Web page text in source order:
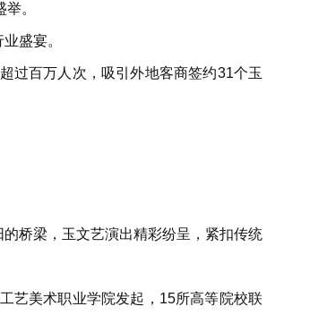
。
盛宴。
过百万人次，吸引外地客商签约31个玉
桥梁，玉文艺演出精彩纷呈，紧扣传统
艺美术职业学院发起，15所高等院校联